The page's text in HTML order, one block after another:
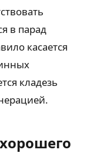
в парад
касается
кладезь